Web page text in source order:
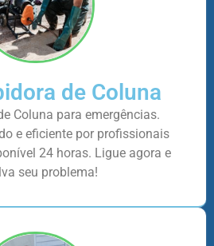
de Coluna
Coluna para emergências.
e eficiente por profissionais
24 horas. Ligue agora e
seu problema!